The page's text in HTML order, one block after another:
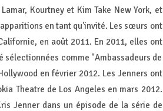
Kourtney et Kim Take New York, et
en tant qu'invité. Les sœurs ont
en août 2011. En 2011, elles ont
sélectionnées comme "Ambassadeurs de
en février 2012. Les Jenners ont
Theatre de Los Angeles en mars 2012.
Jenner dans un épisode de la série de